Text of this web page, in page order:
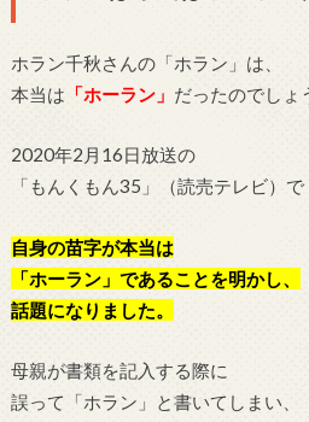
ホラン千秋さんの「ホラン」は、
本当は 「ホーラン」 だったのでしょ
2020年2月16日放送の
「もんくもん35」（読売テレビ）で
自身の苗字が本当は
「ホーラン」であることを明かし、
話題になりました。
母親が書類を記入する際に
誤って「ホラン」と書いてしまい、